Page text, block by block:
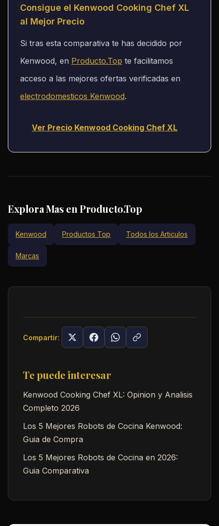
Consigue el Kenwood Cooking Chef XL
al Mejor Precio
Si tras esta comparativa te has decidido por
Kenwood, en Producto.Top te facilitamos
acceso a las mejores ofertas verificadas en
electrodomesticos Kenwood.
Ver Precio Kenwood Cooking Chef XL
Explora Mas en Producto.Top
Kenwood Productos Top Todos los Articulos
Marcas
Compartir:
Te puede interesar
Kenwood Cooking Chef XL: Opinion y Analisis
Completo 2026
Los 5 Mejores Robots de Cocina Kenwood:
Guia de Compra
Los 5 Mejores Robots de Cocina en 2026:
Guia Comparativa